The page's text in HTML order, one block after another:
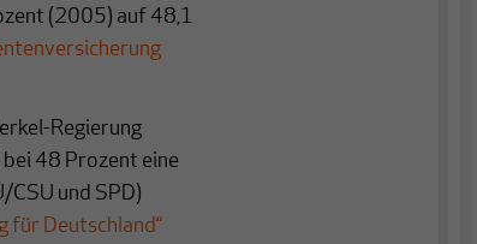
(2005) auf 48,1
Regierung
48 Prozent eine
CSU und SPD)
für Deutschland“